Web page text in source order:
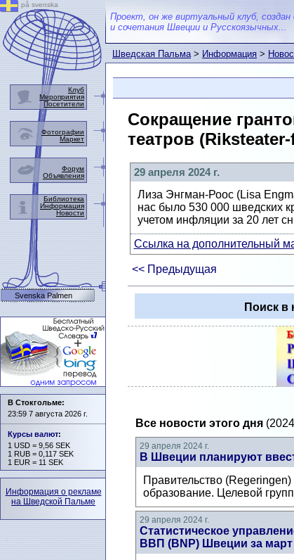
Проект, он же виртуальный клуб, создан
и сочетания Швеции и Русскоязычных...
Шведская Пальма>Информация>
Сокращение
театров
29 апреля 2024 г.
Лиза Энгман-Роос (Lisa
нас было 530 000 шведских
учетом инфляции за 20 лет
Ссылка на дополнительный
<< Предыдущая
Поиск в
Все новости этого дня
29 апреля 2024 г.
В Швеции планируют
Правительство
образование. Целевой
29 апреля 2024 г.
Статистическое
ВВП (BNP) Швеции за март
på svenska
Клуб
Мероприятия
Посетители
Фотографии
Маркет
Форум
Объявления
Библиотека
Информация
Новости
Svenska Palmen
В Стокгольме:
23:59 7 августа 2026 г.
Курсы валют:
1 USD = 9,56 SEK
1 RUB = 0,117 SEK
1 EUR = 11 SEK
Информация о рекламе
на Шведской Пальме